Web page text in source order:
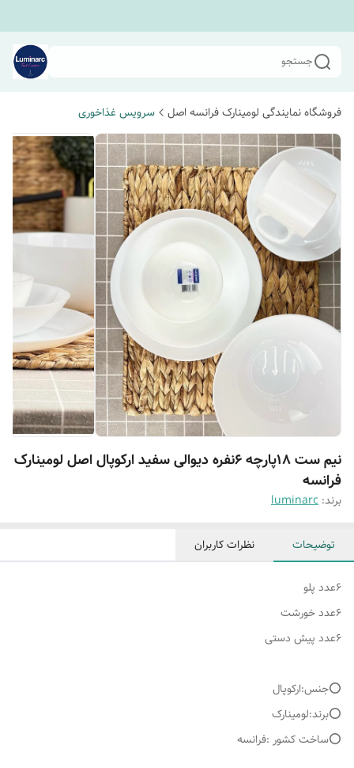
جستجو
فروشگاه نمایندگی لومینارک فرانسه اصل سرویس غذاخوری
نیم ست ۱۸پارچه ۶نفره دیوالی سفید ارکوپال اصل لومینارک
فرانسه
برند: luminarc
توضیحات نظرات کاربران
۶عدد پلو
۶عدد خورشت
۶عدد پیش دستی
⭕️جنس:ارکوپال
⭕️برند:لومینارک
⭕️ساخت کشور :فرانسه